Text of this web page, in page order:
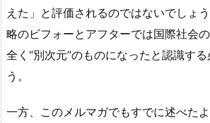
えた」と評価されるのではないでしょ
略のビフォーとアフターでは国際社会
全く“別次元”のものになったと認識す
う。
一方、このメルマガでもすでに述べた